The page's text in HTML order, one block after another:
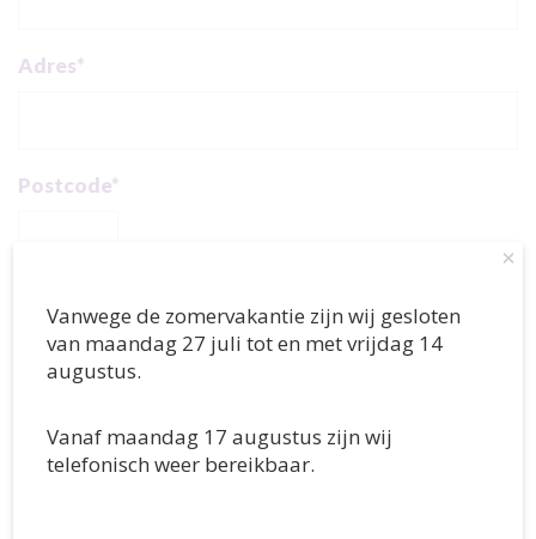
Adres*
Postcode*
Plaats*
Telefoonnummer*
×
Vanwege de zomervakantie zijn wij gesloten
van maandag 27 juli tot en met vrijdag 14
augustus.
Vanaf maandag 17 augustus zijn wij
telefonisch weer bereikbaar.